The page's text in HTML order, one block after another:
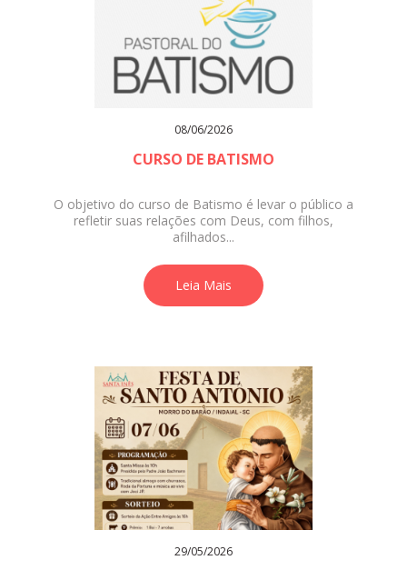
08/06/2026
CURSO DE BATISMO
O objetivo do curso de Batismo é levar o público a
refletir suas relações com Deus, com filhos,
afilhados...
Leia Mais
29/05/2026